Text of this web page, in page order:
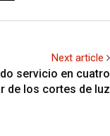
Next article
servicio en cuatro
de los cortes de luz